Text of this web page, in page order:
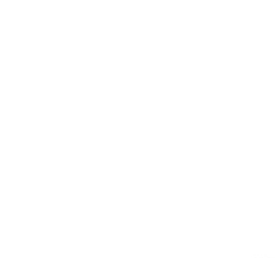
1 Million Elixir